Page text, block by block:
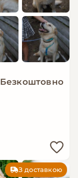
Безкоштовно
З доставкою